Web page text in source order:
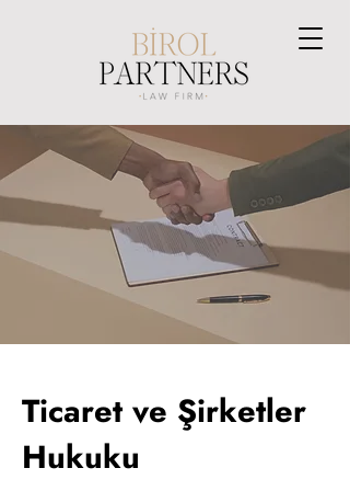
Ticaret ve Şirketler
Hukuku